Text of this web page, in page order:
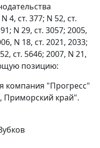
4, ст. 377; N 52, ст.
N 29, ст. 3057; 2005,
N 18, ст. 2021, 2033;
ст. 5646; 2007, N 21,
позицию:
компания "Прогресс"
Приморский край".